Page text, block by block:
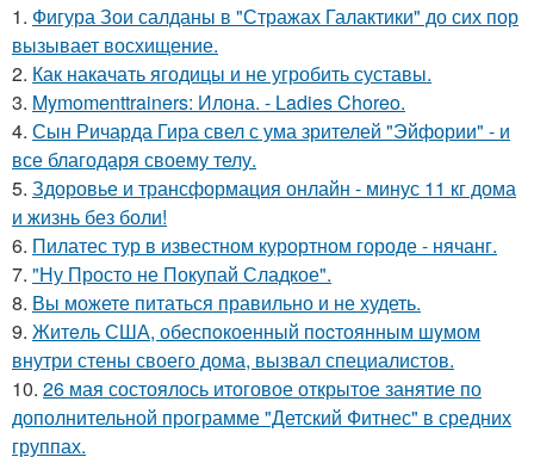
1. Фигура Зои салданы в "Стражах Галактики" до сих пор
вызывает восхищение.
2. Как накачать ягодицы и не угробить суставы.
3. Mymomenttrainers: Илона. - Ladies Choreo.
4. Сын Ричарда Гира свел с ума зрителей "Эйфории" - и
все благодаря своему телу.
5. Здоровье и трансформация онлайн - минус 11 кг дома
и жизнь без боли!
6. Пилатес тур в известном курортном городе - нячанг.
7. "Ну Просто не Покупай Сладкое".
8. Вы можете питаться правильно и не худеть.
9. Житeль США, обеспoкоенный пocтоянным шyмом
внутри стены своего дома, вызвал специалистов.
10. 26 мая состоялось итоговое открытое занятие по
дополнительной программе "Детский Фитнес" в средних
группах.